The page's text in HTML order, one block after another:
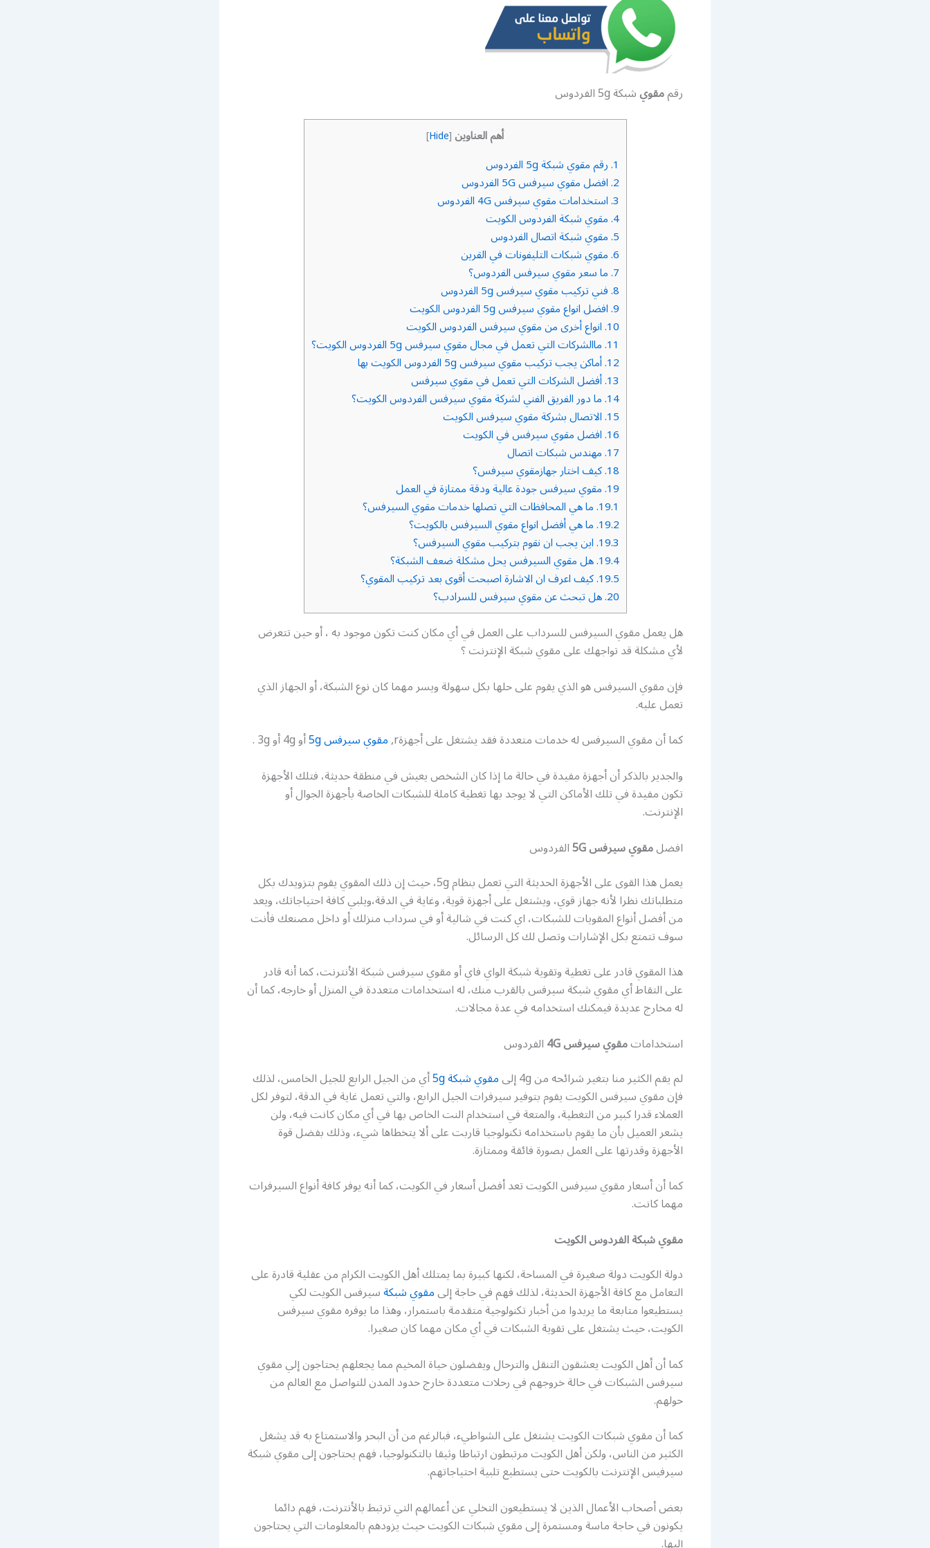
رقممقويشبكة 5g الفردوس
أهم العناوين [
Hide
]
1. رقم مقوي شبكة 5g الفردوس
2. افضل مقوي سيرفس 5G الفردوس
3. استخدامات مقوي سيرفس 4G الفردوس
4. مقوي شبكة الفردوس الكويت
5. مقوي شبكة اتصال الفردوس
6. مقوي شبكات التليفونات في القرين
7. ما سعر مقوي سيرفس الفردوس؟
8. فني تركيب مقوي سيرفس 5g الفردوس
9. افضل انواع مقوي سيرفس 5g الفردوس الكويت
10. انواع أخرى من مقوي سيرفس الفردوس الكويت
11. ماالشركات التي تعمل في مجال مقوي سيرفس 5g الفردوس الكويت؟
12. أماكن يجب تركيب مقوي سيرفس 5g الفردوس الكويت بها
13. أفضل الشركات التي تعمل في مقوي سيرفس
14. ما دور الفريق الفني لشركة مقوي سيرفس الفردوس الكويت؟
15. الاتصال بشركة مقوي سيرفس الكويت
16. افضل مقوي سيرفس في الكويت
17. مهندس شبكات اتصال
18. كيف اختار جهازمقوي سيرفس؟
19. مقوي سيرفس جودة عالية ودقة ممتازة في العمل
19.1. ما هي المحافظات التي تصلها خدمات مقوي السيرفس؟
19.2. ما هي أفضل انواع مقوي السيرفس بالكويت؟
19.3. اين يجب ان نقوم بتركيب مقوي السيرفس؟
19.4. هل مقوي السيرفس يحل مشكلة ضعف الشبكة؟
19.5. كيف اعرف ان الاشارة اصبحت أقوى بعد تركيب المقوي؟
20. هل تبحث عن مقوي سيرفس للسرادب؟
هل يعمل مقوي السيرفس للسرداب على العمل في أي مكان كنت تكون موجود به ، أو حين تتعرض
لأي مشكلة قد تواجهك على مقوي شبكة الإنترنت ؟
فإن مقوي السيرفس هو الذي يقوم على حلها بكل سهولة ويسر مهما كان نوع الشبكة، أو الجهاز الذي
تعمل عليه.
كما أن مقوي السيرفس له خدمات متعددة فقد يشتغل على أجهزةr, مقوي سيرفس 5g
أو 4g أو 3g .
والجدير بالذكر أن أجهزة مفيدة في حالة ما إذا كان الشخص يعيش في منطقة حديثة، فتلك الأجهزة
تكون مفيدة في تلك الأماكن التي لا يوجد بها تغطية كاملة للشبكات الخاصة بأجهزة الجوال أو
الإنترنت.
افضلمقوي سيرفس 5G
الفردوس
يعمل هذا القوى على الأجهزة الحديثة التي تعمل بنظام 5g، حيث إن ذلك المقوي يقوم بتزويدك بكل
متطلباتك نظرا لأنه جهاز قوي، ويشتغل على أجهزة قوية، وغاية في الدقة،ويلبي كافة احتياجاتك، ويعد
من أفضل أنواع المقويات للشبكات، اي كنت في شالية أو في سرداب منزلك أو داخل مصنعك فأنت
سوف تتمتع بكل الإشارات وتصل لك كل الرسائل.
هذا المقوي قادر على تغطية وتقوية شبكة الواي فاي أو مقوي سيرفس شبكة الأنترنت، كما أنه قادر
على التقاط أي مقوي شبكة سيرفس بالقرب منك، له استخدامات متعددة في المنزل أو خارجه، كما أن
له مخارج عديدة فيمكنك استخدامه في عدة مجالات.
استخداماتمقوي سيرفس 4G
الفردوس
لم يقم الكثير منا بتغير شرائحه من 4g إلى
مقوي شبكة 5g أي من الجيل الرابع للجيل الخامس، لذلك
فإن مقوي سيرفس الكويت يقوم بتوفير سيرفرات الجيل الرابع، والتي تعمل غاية في الدقة، لتوفر لكل
العملاء قدرا كبير من التغطية، والمتعة في استخدام النت الخاص بها في أي مكان كانت فيه، ولن
يشعر العميل بأن ما يقوم باستخدامه تكنولوجيا قاربت على ألا يتخطاها شيء، وذلك بفضل قوة
الأجهزة وقدرتها على العمل بصورة فائقة وممتازة.
كما أن أسعار مقوي سيرفس الكويت تعد أفضل أسعار في الكويت، كما أنه يوفر كافة أنواع السيرفرات
مهما كانت.
مقوي شبكة الفردوس الكويت
دولة الكويت دولة صغيرة في المساحة، لكنها كبيرة بما يمتلك أهل الكويت الكرام من عقلية قادرة على
التعامل مع كافة الأجهزة الحديثة، لذلك فهم في حاجة إلىمقوي شبكةسيرفس الكويت لكي
يستطيعوا متابعة ما يريدوا من أخبار تكنولوجية متقدمة باستمرار، وهذا ما يوفره مقوي سيرفس
الكويت، حيث يشتغل على تقوية الشبكات في أي مكان مهما كان صغيرا.
كما أن أهل الكويت يعشقون التنقل والترحال ويفضلون حياة المخيم مما يجعلهم يحتاجون إلي مقوي
سيرفس الشبكات في حالة خروجهم في رحلات متعددة خارج حدود المدن للتواصل مع العالم من
حولهم.
كما أن مقوي شبكات الكويت يشتغل على الشواطيء، فبالرغم من أن البحر والاستمتاع به قد يشغل
الكثير من الناس، ولكن أهل الكويت مرتبطون ارتباطا وثيقا بالتكنولوجيا، فهم يحتاجون إلى مقوي شبكة
سيرفيس الإنترنت بالكويت حتى يستطيع تلبية احتياجاتهم.
بعض أصحاب الأعمال الذين لا يستطيعون التخلي عن أعمالهم التي ترتبط بالأنترنت، فهم دائما
يكونون في حاجة ماسة ومستمرة إلى مقوي شبكات الكويت حيث يزودهم بالمعلومات التي يحتاجون